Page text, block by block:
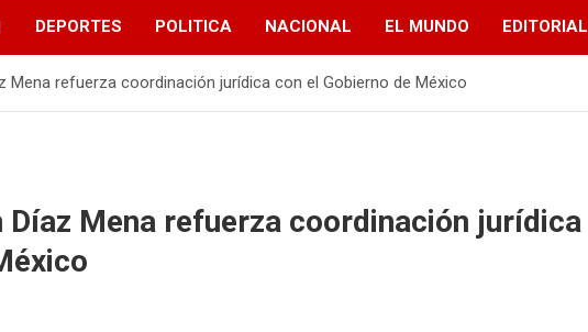
DEPORTES POLITICA NACIONAL EL MUNDO EDITORIAL
Mena refuerza coordinación jurídica con el Gobierno de México
Díaz Mena refuerza coordinación jurídica